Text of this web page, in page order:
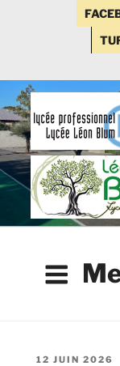
Aller
au
contenu
principal
PUBLIÉ
12 JUIN 2026